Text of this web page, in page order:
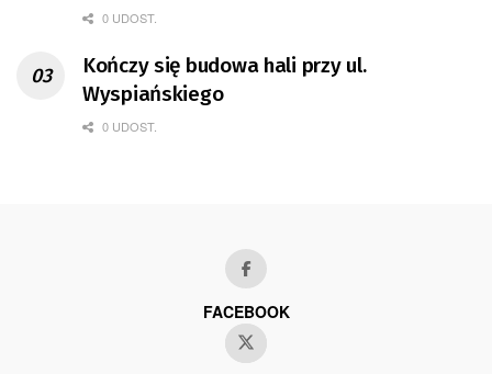
0 UDOST.
Kończy się budowa hali przy ul.
Wyspiańskiego
0 UDOST.
FACEBOOK